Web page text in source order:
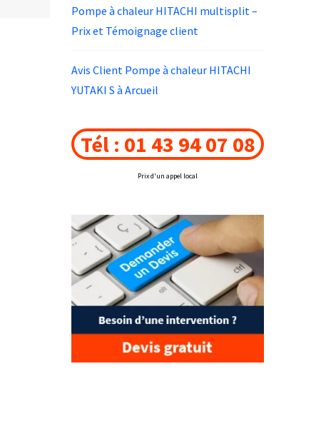
Pompe à chaleur HITACHI multisplit –
Prix et Témoignage client
Avis Client Pompe à chaleur HITACHI
YUTAKI S à Arcueil
Tél : 01 43 94 07 08
Prix d'un appel local